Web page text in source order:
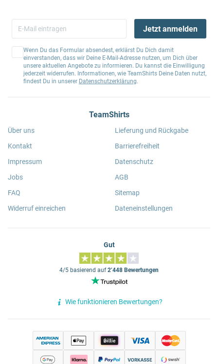
Jetzt anmelden
Wenn Du das Formular absendest, erklärst Du Dich damit
einverstanden, dass wir Deine E-Mail-Adresse nutzen, um Dich über
unsere aktuellen Angebote zu informieren. Du kannst die Einwilligung
jederzeit widerrufen. Informationen, wie TeamShirts Deine Daten nutzt,
findest Du in unserer Datenschutzerklärung.
TeamShirts
Über uns
Kontakt
Impressum
Jobs
FAQ
Widerruf einreichen
Lieferung und Rückgabe
Barrierefreiheit
Datenschutz
AGB
Sitemap
Dateneinstellungen
Gut
4/5 basierend auf2’448 Bewertungen
Wie funktionieren Bewertungen?